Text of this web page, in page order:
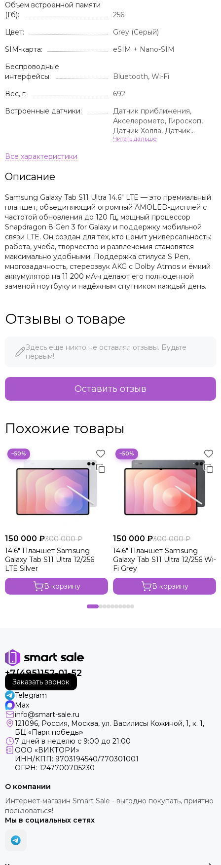
Объем встроенной памяти
(Гб):
256
Цвет:
Grey (Серый)
SIM-карта:
eSIM + Nano-SIM
Беспроводные
интерфейсы:
Bluetooth, Wi-Fi
Вес, г:
692
Встроенные датчики:
Датчик приближения,
Акселерометр, Гироскоп,
Датчик Холла, Датчик
освещенности, Компас
Описание
Samsung Galaxy Tab S11 Ultra 14.6" LTE — это премиальный
планшет, объединяющий огромный AMOLED-дисплей с
частотой обновления до 120 Гц, мощный процессор
Snapdragon 8 Gen 3 for Galaxy и поддержку мобильной
связи LTE. Он создан для тех, кто ценит универсальность:
работа, учёба, творчество и развлечения становятся
максимально удобными. Поддержка стилуса S Pen,
многозадачность, стереозвук AKG с Dolby Atmos и ёмкий
аккумулятор на 11 200 мА·ч делают его полноценной
заменой ноутбуку и надёжным спутником каждый день.
Отзывы о товаре
Здесь еще никто не оставлял отзывы. Будьте
первым!
Оставить отзыв
Похожие товары
−50%
150 000 ₽300 000 ₽
14.6" Планшет Samsung
Galaxy Tab S11 Ultra 12/256
LTE Silver
В корзину
−50%
150 000 ₽300 000 ₽
14.6" Планшет Samsung
Galaxy Tab S11 Ultra 12/256 Wi-
Fi Grey
В корзину
+7(495)152-01-52
Заказать звонок
Telegram
Max
info@smart-sale.ru
121096, Россия, Москва, ул. Василисы Кожиной, 1, к. 1,
БЦ «Парк победы»
7 дней в неделю с 9:00 до 21:00
ООО «ВИКТОРИ»
ИНН/КПП: 9703194540/770301001
ОГРН: 1247700705230
О компании
Интернет-магазин Smart Sale - выгодно покупать, приятно
пользоваться!
Мы в социальных сетях